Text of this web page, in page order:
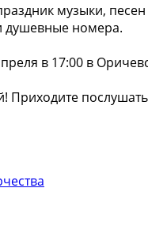
музыки,
душевные номера.
в 17:00 в
Приходите